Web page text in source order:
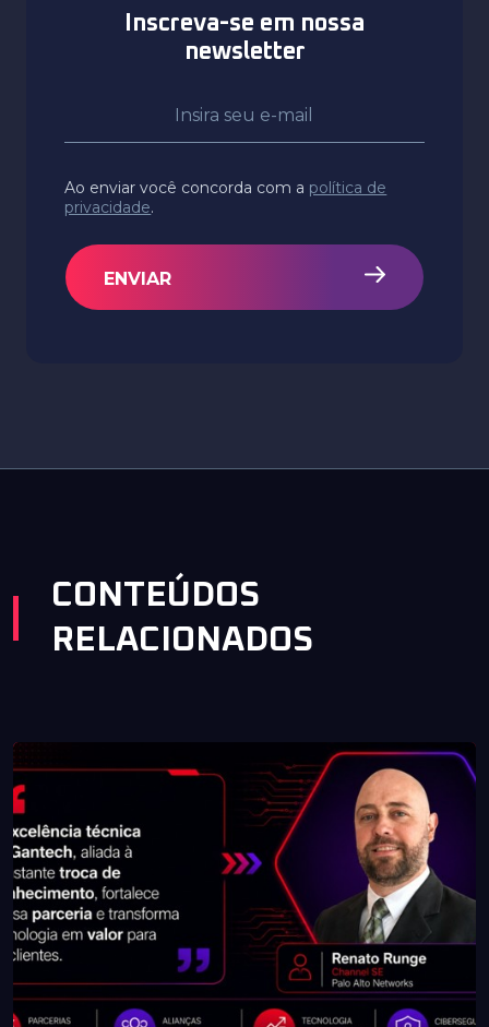
Inscreva-se em nossa
newsletter
Ao enviar você concorda com a política de
privacidade.
ENVIAR
CONTEÚDOS
RELACIONADOS